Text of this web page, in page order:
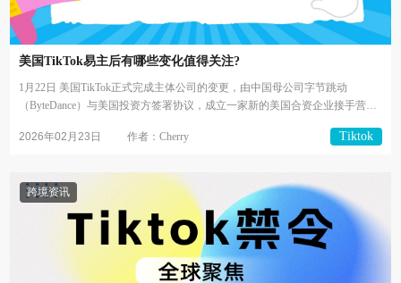
美国TikTok易主后有哪些变化值得关注?
1月22日 美国TikTok正式完成主体公司的变更，由中国母公司字节跳动
（ByteDance）与美国投资方签署协议，成立一家新的美国合资企业接手营
2026年02月23日
作者：Cherry Tiktok
跨境资讯